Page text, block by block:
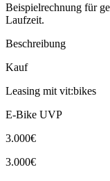
Beispielrechnung für
Laufzeit.
Beschreibung
Kauf
Leasing mit vit:bikes
E-Bike UVP
3.000€
3.000€